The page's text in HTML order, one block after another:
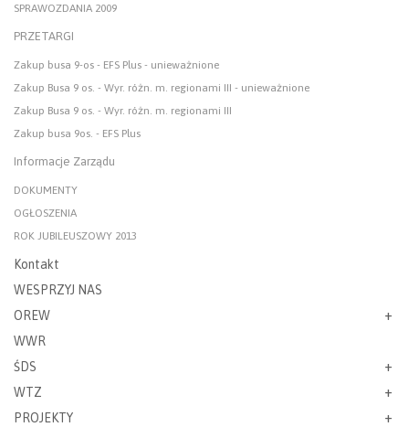
SPRAWOZDANIA 2009
PRZETARGI
Zakup busa 9-os - EFS Plus - unieważnione
Zakup Busa 9 os. - Wyr. różn. m. regionami III - unieważnione
Zakup Busa 9 os. - Wyr. różn. m. regionami III
Zakup busa 9os. - EFS Plus
Informacje Zarządu
DOKUMENTY
OGŁOSZENIA
ROK JUBILEUSZOWY 2013
Kontakt
WESPRZYJ NAS
OREW
WWR
ŚDS
WTZ
PROJEKTY